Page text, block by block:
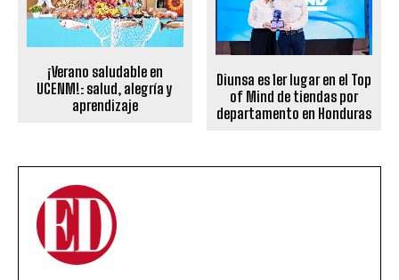
¡Verano saludable en
UCENM!: salud, alegría y
aprendizaje
Diunsa es 1er lugar en el Top
of Mind de tiendas por
departamento en Honduras